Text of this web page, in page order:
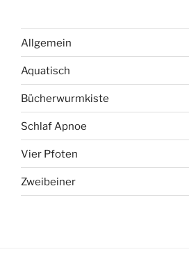
Allgemein
Aquatisch
Bücherwurmkiste
Schlaf Apnoe
Vier Pfoten
Zweibeiner